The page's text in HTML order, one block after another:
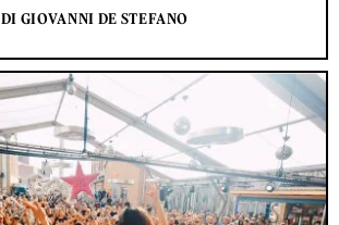
DI GIOVANNI DE STEFANO